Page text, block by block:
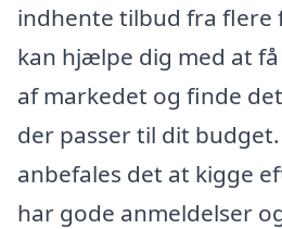
indhente tilbud fra flere
kan hjælpe dig med at
af markedet og finde
der passer til dit
anbefales det at kigge
har gode anmeldelser